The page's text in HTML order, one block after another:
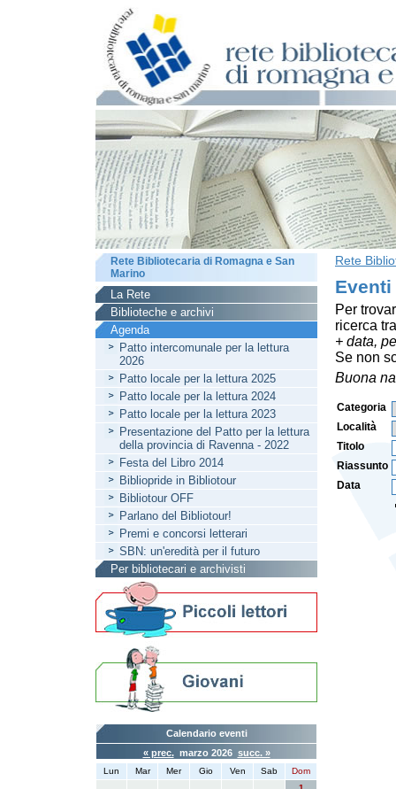
Rete
Eventi
Per
ricerca
+ data,
Se non
Buona
Categoria
Località
Titolo
Riassunto
Data
Rete Bibliotecaria di Romagna e San
Marino
La Rete
Biblioteche e archivi
Agenda
Patto intercomunale per la lettura
2026
Patto locale per la lettura 2025
Patto locale per la lettura 2024
Patto locale per la lettura 2023
Presentazione del Patto per la lettura
della provincia di Ravenna - 2022
Festa del Libro 2014
Bibliopride in Bibliotour
Bibliotour OFF
Parlano del Bibliotour!
Premi e concorsi letterari
SBN: un'eredità per il futuro
Per bibliotecari e archivisti
Calendario eventi
« prec.marzo 2026 succ. »
Lun Mar Mer Gio Ven Sab
Dom